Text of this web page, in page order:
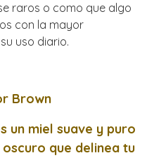
raros o como que algo
con la mayor
uso diario.
Brown
un miel suave y puro
que delinea tu